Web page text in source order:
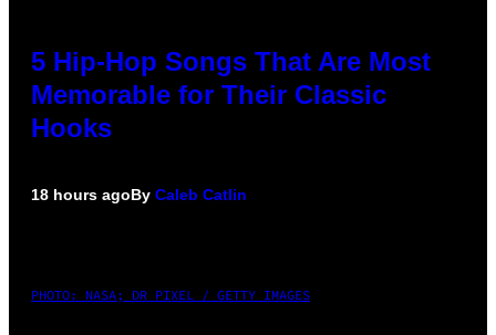
5 Hip-Hop Songs That Are Most
Memorable for Their Classic
Hooks
18 hours agoBy Caleb Catlin
PHOTO: NASA; DR PIXEL / GETTY IMAGES